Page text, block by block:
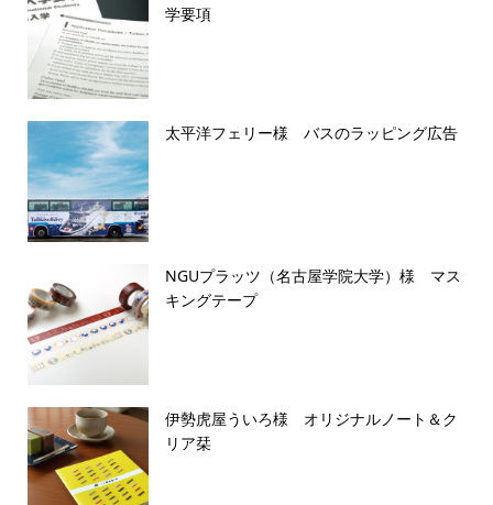
学要項
太平洋フェリー様 バスのラッピング広告
NGUプラッツ（名古屋学院大学）様 マス
キングテープ
伊勢虎屋ういろ様 オリジナルノート＆ク
リア栞